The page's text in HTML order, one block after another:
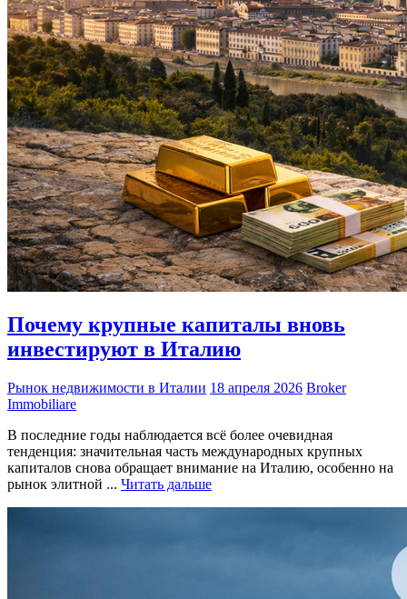
Почему крупные капиталы вновь
инвестируют в Италию
Рынок недвижимости в Италии 18 апреля 2026 Broker
Immobiliare
В последние годы наблюдается всё более очевидная
тенденция: значительная часть международных крупных
капиталов снова обращает внимание на Италию, особенно на
рынок элитной ... Читать дальше